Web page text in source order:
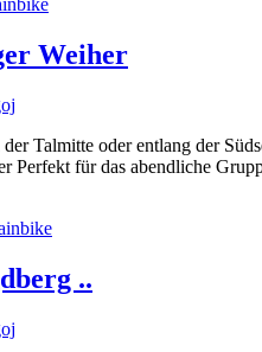
Weiher
Talmitte oder entlang der
Perfekt für das abendliche
..